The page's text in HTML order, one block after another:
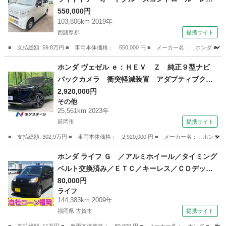
ンアシスト 衝突被害軽減システム キーレスエ
ントリー アイドリングストップ ＣＶＴ ＡＢ
Ｓ ＥＳＣ エアコン パワーステアリング パ
ワーウィンドウ （検9.7）
550,000円
103,806km 2019年
西諸県郡 提携サイト
■ 支払総額: 59.8万円 ■ 車両本体価格： 550,000 円 ■ メーカー名： ホンダ ■
ホンダ
ホンダ ヴェゼル ｅ：ＨＥＶ Ｚ 純正９型ナビ
バックカメラ 衝突軽減装置 アダプティブクル
ーズ 禁煙車 電動リアゲート 合皮シート 前
席シートヒーター ドラレコ コーナーセンサ
ー ＬＥＤヘッド ＥＴＣ オートハイビーム
2,920,000円
その他
25,561km 2023年
延岡市 提携サイト
■ 支払総額: 302.9万円 ■ 車両本体価格： 2,920,000 円 ■ メーカー名： ホン
その他
ホンダ ライフ Ｇ ／アルミホイール／タイミング
ベルト交換済み／ＥＴＣ／キーレス／ＣＤデッキ
／電格ミラー （検9.9）
80,000円
ライフ
144,383km 2009年
福岡県 古賀市 提携サイト